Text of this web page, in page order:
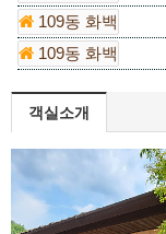
109동 화백
109동 화백
109동 화백
102동 축령
108동 측백
객실소개